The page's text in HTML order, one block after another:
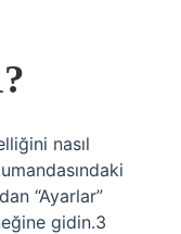
nasıl
“Ayarlar”
gidin.3